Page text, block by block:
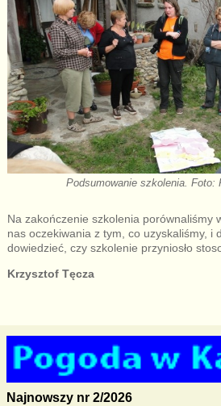
Podsumowanie szkolenia. Foto:
Na zakończenie szkolenia porównaliśmy
nas oczekiwania z tym, co uzyskaliśmy, i
dowiedzieć, czy szkolenie przyniosło
Krzysztof Tęcza
Najnowszy nr 2/2026